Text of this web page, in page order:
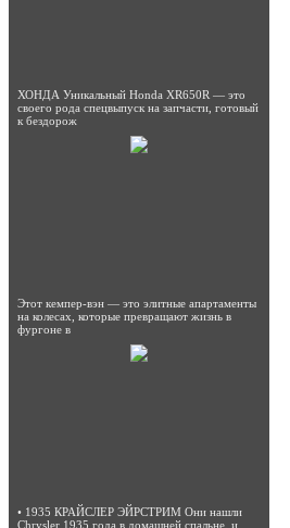
ХОНДА Уникальный Honda XR650R — это
своего рода спецвыпуск на запчасти, готовый
к бездорож
Этот кемпер-вэн — это элитные апартаменты
на колесах, которые превращают жизнь в
фургоне в
• 1935 КРАЙСЛЕР ЭЙРСТРИМ Они нашли
Chrysler 1935 года в домашней спальне, и